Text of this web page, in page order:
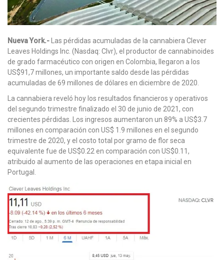
Nueva York.- Las pérdidas acumuladas de la cannabiera Clever
Leaves Holdings Inc. (Nasdaq: Clvr), el productor de cannabinoides
de grado farmacéutico con origen en Colombia, llegaron a los
US$91,7 millones, un importante saldo desde las pérdidas
acumuladas de 69 millones de dólares en diciembre de 2020.
La cannabiera reveló hoy los resultados financieros y operativos
del segundo trimestre finalizado el 30 de junio de 2021, con
crecientes pérdidas. Los ingresos aumentaron un 89% a US$3.7
millones en comparación con US$ 1.9 millones en el segundo
trimestre de 2020, y el costo total por gramo de flor seca
equivalente fue de US$0.22 en comparación con US$0.11,
atribuido al aumento de las operaciones en etapa inicial en
Portugal.